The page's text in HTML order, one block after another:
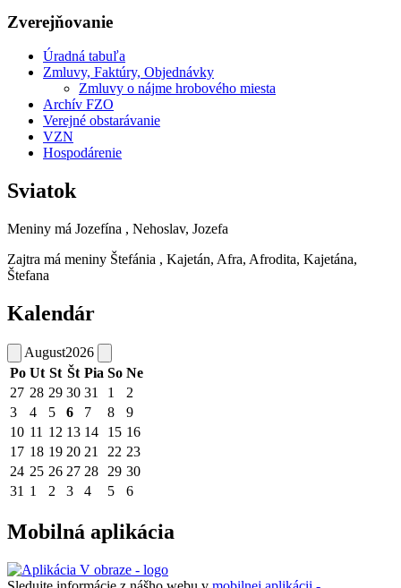
Zverejňovanie
Úradná tabuľa
Zmluvy, Faktúry, Objednávky
Zmluvy o nájme hrobového miesta
Archív FZO
Verejné obstarávanie
VZN
Hospodárenie
Sviatok
Meniny má Jozefína , Nehoslav, Jozefa
Zajtra má meniny Štefánia , Kajetán, Afra, Afrodita, Kajetána,
Štefana
Kalendár
August2026
Po Ut St Št Pia So Ne
27 28 29 30 31 1
2
3
4 5 6 7 8
9
10 11 12 13 14 15 16
17 18 19 20 21 22 23
24 25 26 27 28 29 30
31 1 2 3 4 5 6
Mobilná aplikácia